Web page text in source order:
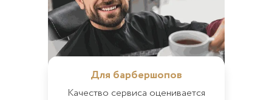
Для барбершопов
Качество сервиса оценивается